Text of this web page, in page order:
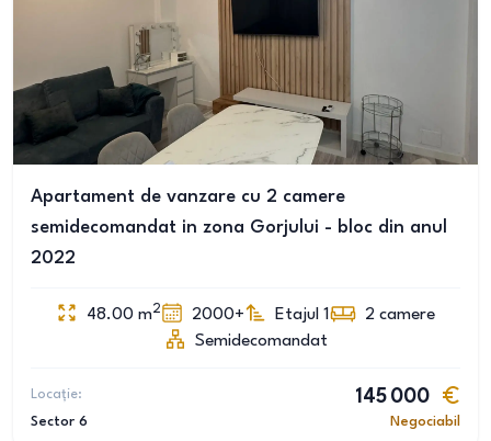
Apartament de vanzare cu 2 camere
semidecomandat in zona Gorjului - bloc din anul
2022
48.00 m2 2000+ Etajul 1 2 camere
Semidecomandat
Locație:
Sector 6
145 000
Negociabil